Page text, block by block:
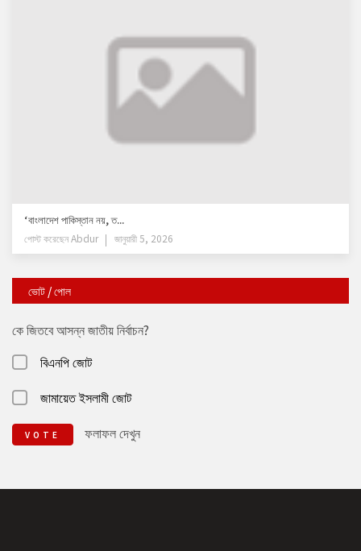
‘বাংলাদেশ পাকিস্তান নয়, ত...
পোস্ট করেছেনAbdur জানুয়ারী 5, 2026
ভোট / পোল
কে জিতবে আসন্ন জাতীয় নির্বাচন?
বিএনপি জোট
জামায়েত ইসলামী জোট
VOTE ফলাফল দেখুন